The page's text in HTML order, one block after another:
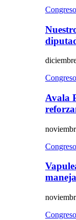
Congreso
Congreso
Avala
Congreso
Congreso